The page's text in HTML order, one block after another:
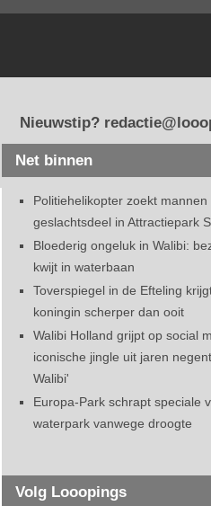
Nieuwstip?
Net binnen
Politiehelikopter zoekt mannen
geslachtsdeel in Attractiepark
Bloederig ongeluk in Walibi:
kwijt in waterbaan
Toverspiegel in de Efteling
koningin scherper dan ooit
Walibi Holland grijpt op social
iconische jingle uit jaren
Walibi'
Europa-Park schrapt speciale
waterpark vanwege droogte
Volg Looopings